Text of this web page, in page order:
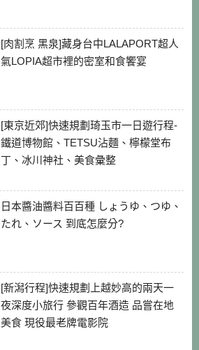
[肉割烹 黑泉]藏身台中LALAPORT超人
氣LOPIA超市裡的密室和食饗宴
[東京近郊]快速規劃琦玉市一日遊行程-
鐵道博物館、TETSU沾麵、檸檬堂布
丁、冰川神社、美食彙整
日本醬油醬料百百種 しょうゆ、つゆ、
たれ、ソース 到底怎麼分?
[新潟行程]快速規劃上越妙高的兩天一
夜深度小旅行 參觀百年酒造 品嘗在地
美食 現役最老牌電影院